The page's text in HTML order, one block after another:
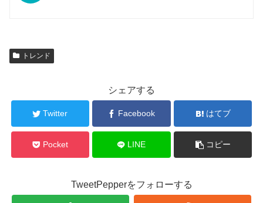
トレンド
シェアする
Twitter Facebook はてブ
Pocket LINE コピー
TweetPepperをフォローする